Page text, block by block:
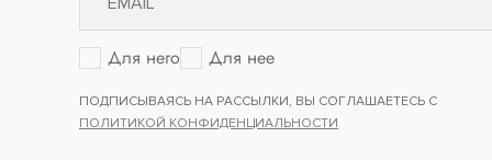
Для него Для нее
ПОДПИСЫВАЯСЬ НА РАССЫЛКИ, ВЫ СОГЛАШАЕТЕСЬ С
ПОЛИТИКОЙ КОНФИДЕНЦИАЛЬНОСТИ